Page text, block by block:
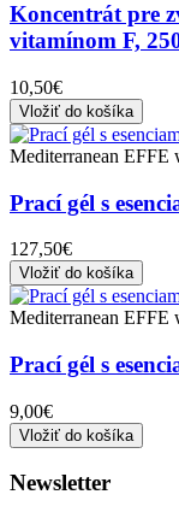
Koncentrát pre
vitamínom F,
10,50€
Vložiť do košíka
Mediterranean EFFE
Prací gél s
127,50€
Vložiť do košíka
Mediterranean EFFE
Prací gél s
9,00€
Vložiť do košíka
Newsletter